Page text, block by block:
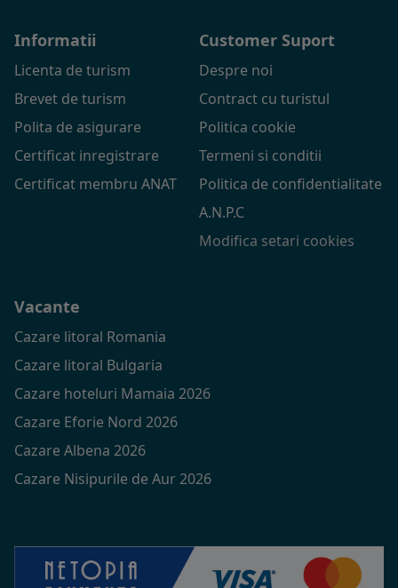
Informatii
Licenta de turism
Brevet de turism
Polita de asigurare
Certificat inregistrare
Certificat membru ANAT
Customer Suport
Despre noi
Contract cu turistul
Politica cookie
Termeni si conditii
Politica de confidentialitate
A.N.P.C
Modifica setari cookies
Vacante
Cazare litoral Romania
Cazare litoral Bulgaria
Cazare hoteluri Mamaia 2026
Cazare Eforie Nord 2026
Cazare Albena 2026
Cazare Nisipurile de Aur 2026